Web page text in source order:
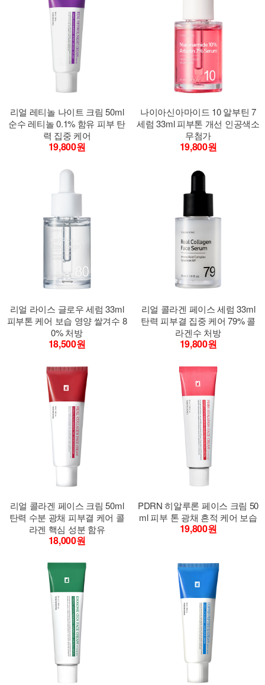
리얼 레티놀 나이트 크림 50ml
순수 레티놀 0.1% 함유 피부 탄
력 집중 케어
19,800원
나이아신아마이드 10 알부틴 7
세럼 33ml 피부톤 개선 인공색소
무첨가
19,800원
리얼 라이스 글로우 세럼 33ml
피부톤 케어 보습 영양 쌀겨수 8
0% 처방
18,500원
리얼 콜라겐 페이스 세럼 33ml
탄력 피부결 집중 케어 79% 콜
라겐수 처방
19,800원
리얼 콜라겐 페이스 크림 50ml
탄력 수분 광채 피부결 케어 콜
라겐 핵심 성분 함유
18,000원
PDRN 히알루론 페이스 크림 50
ml 피부 톤 광채 흔적 케어 보습
19,800원